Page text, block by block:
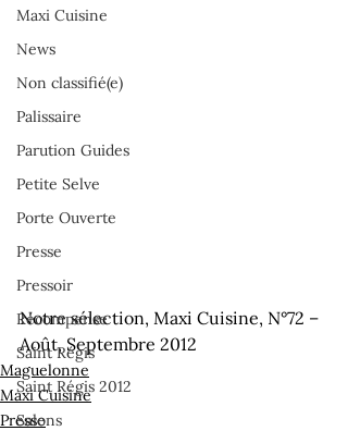
Maxi Cuisine
News
Non classifié(e)
Palissaire
Parution Guides
Petite Selve
Porte Ouverte
Presse
Pressoir
Récompense
Saint Régis
Saint Régis 2012
Salons
Notre sélection, Maxi Cuisine, N°72 –
Août, Septembre 2012
Maguelonne
Maxi Cuisine
Presse